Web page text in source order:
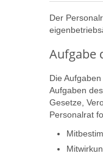
Der
Aufgabe
Die
Aufgaben
Gesetze,
Personalrat